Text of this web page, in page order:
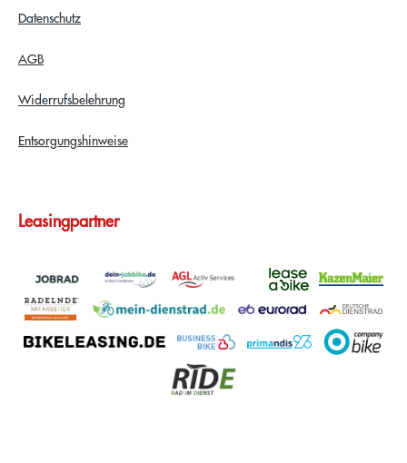
Datenschutz
AGB
Widerrufsbelehrung
Entsorgungshinweise
Leasingpartner